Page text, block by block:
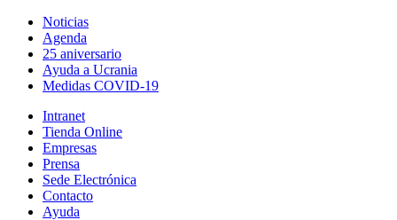
Noticias
Agenda
25 aniversario
Ayuda a Ucrania
Medidas COVID-19
Intranet
Tienda Online
Empresas
Prensa
Sede Electrónica
Contacto
Ayuda